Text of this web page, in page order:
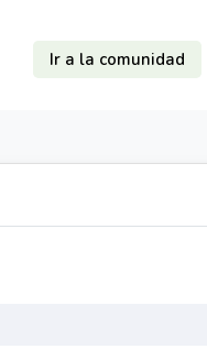
Ir a la comunidad